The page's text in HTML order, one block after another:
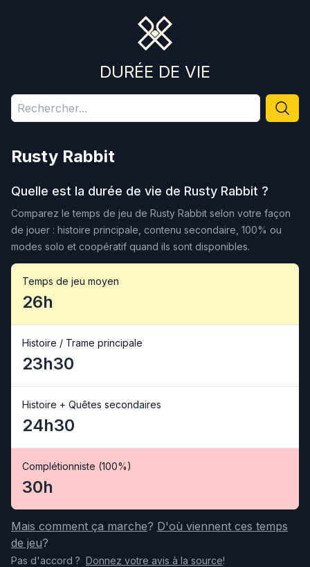
DURÉE DE VIE
Rusty Rabbit
Quelle est la durée de vie de Rusty Rabbit ?
Comparez le temps de jeu de Rusty Rabbit selon votre façon
de jouer : histoire principale, contenu secondaire, 100% ou
modes solo et coopératif quand ils sont disponibles.
Temps de jeu moyen
26h
Histoire / Trame principale
23h30
Histoire + Quêtes secondaires
24h30
Complétionniste (100%)
30h
Mais comment ça marche? D'où viennent ces temps
de jeu?
Pas d'accord ? Donnez votre avis à la source!